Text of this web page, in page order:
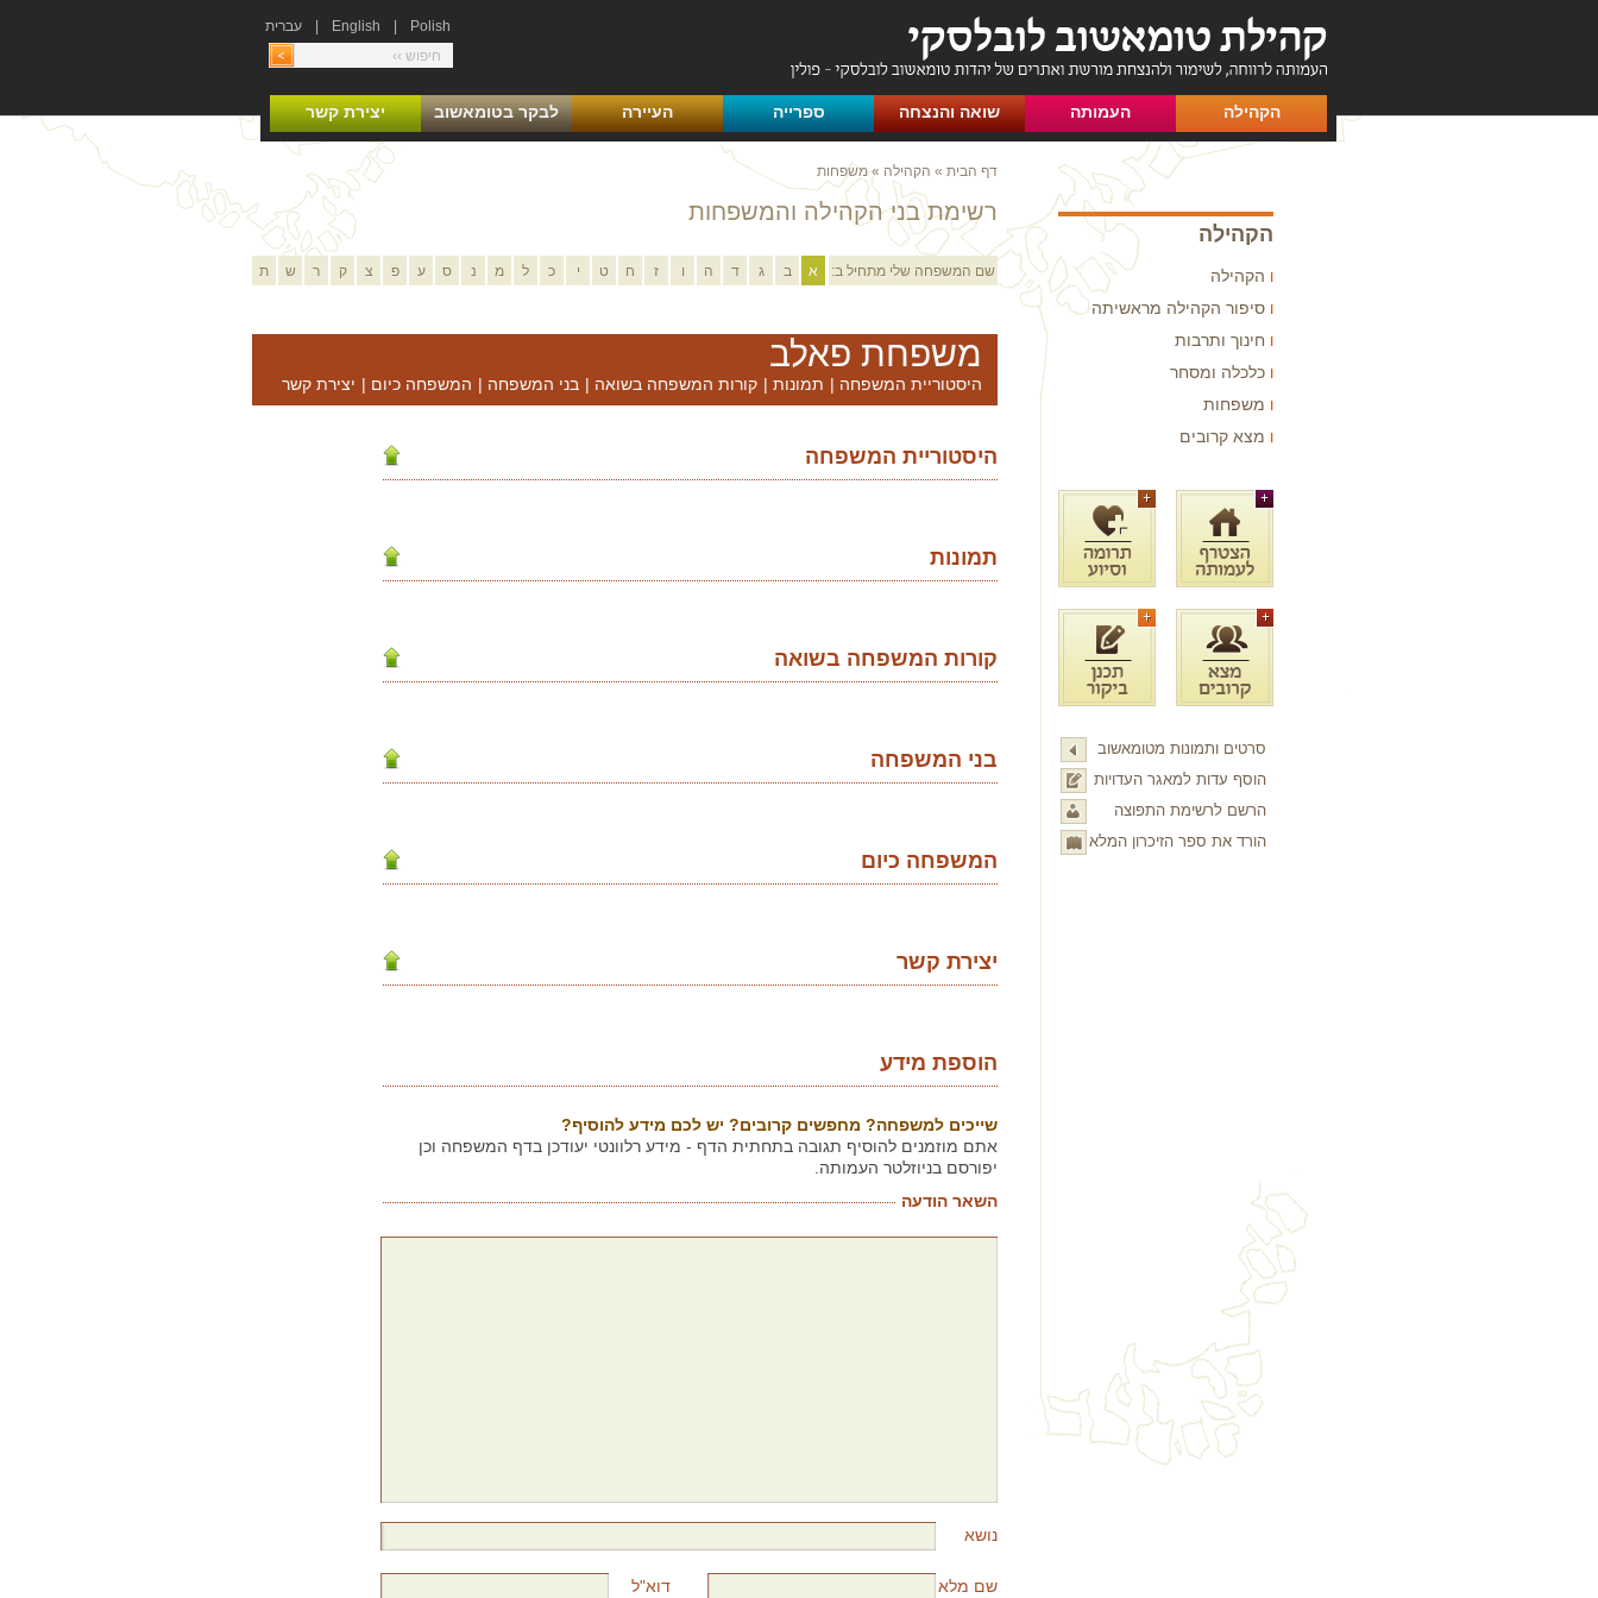
Polish
English עברית
הקהילה העמותה שואה והנצחה ספרייה העיירה לבקר בטומאשוב יצירת קשר
הקהילה
הקהילה
סיפור הקהילה מראשיתה
חינוך ותרבות
כלכלה ומסחר
משפחות
מצא קרובים
סרטים ותמונות מטומאשוב
הוסף עדות למאגר העדויות
הרשם לרשימת התפוצה
הורד את ספר הזיכרון המלא
דף הבית » הקהילה »משפחות
רשימת בני הקהילה והמשפחות
שם המשפחה שלי מתחיל ב: א ב ג ד ה ו ז ח ט י כ ל מ נ ס ע פ צ ק ר ש ת
משפחת פאלב
היסטוריית המשפחה | תמונות | קורות המשפחה בשואה | בני המשפחה | המשפחה כיום | יצירת קשר
היסטוריית המשפחה
תמונות
קורות המשפחה בשואה
בני המשפחה
המשפחה כיום
יצירת קשר
הוספת מידע
שייכים למשפחה? מחפשים קרובים? יש לכם מידע להוסיף?
אתם מוזמנים להוסיף תגובה בתחתית הדף - מידע רלוונטי יעודכן בדף המשפחה וכן
יפורסם בניוזלטר העמותה.
השאר הודעה
שם מלא דוא"ל
נושא